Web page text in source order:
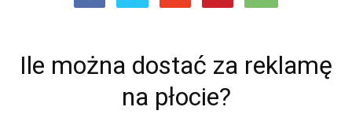
Ile można dostać za reklamę
na płocie?